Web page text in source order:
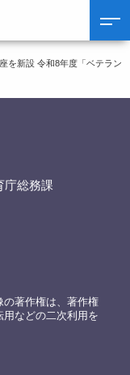
を新設 令和8年度「ベテラン
庁総務課
の著作権は、著作権
などの二次利用を